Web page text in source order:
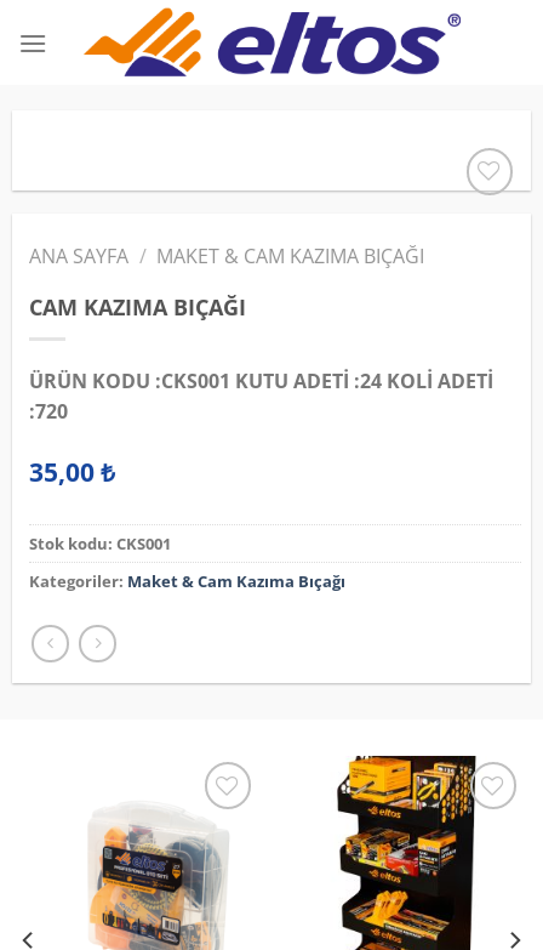
atla
ANA SAYFA / MAKET & CAM KAZIMA BIÇAĞI
CAM KAZIMA BIÇAĞI
ÜRÜN KODU :CKS001 KUTU ADETİ :24 KOLİ ADETİ
:720
35,00₺
Stok kodu: CKS001
Kategoriler: Maket & Cam Kazıma Bıçağı